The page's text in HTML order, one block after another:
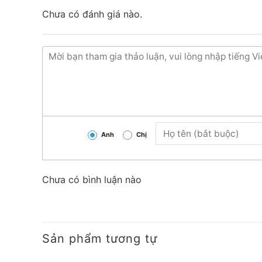
Chưa có đánh giá nào.
Anh Chị
Chưa có bình luận nào
Sản phẩm tương tự